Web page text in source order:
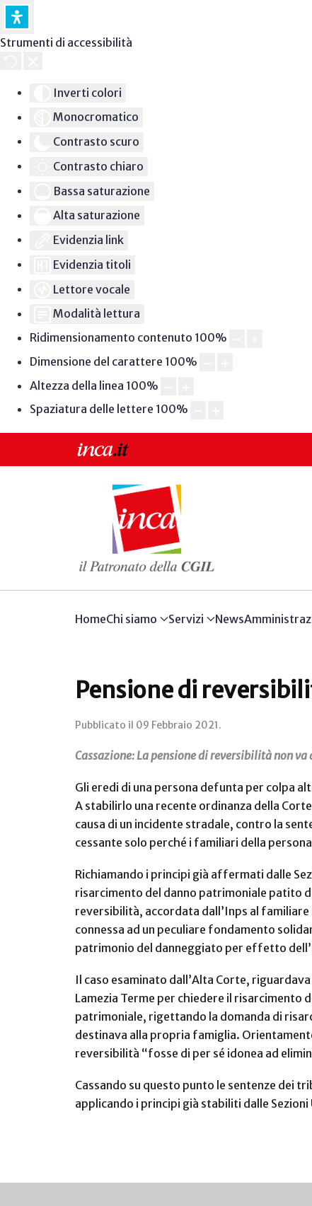
Strumenti di accessibilità
Inverti colori
Monocromatico
Contrasto scuro
Contrasto chiaro
Bassa saturazione
Alta saturazione
Evidenzia link
Evidenzia titoli
Lettore vocale
Modalità lettura
Ridimensionamento contenuto 100%
Dimensione del carattere 100%
Altezza della linea 100%
Spaziatura delle lettere 100%
HomeChi siamo Servizi News
Pensione di
Pubblicato il 09 Febbraio 2021.
Cassazione: La pensione di reversibilità non
Gli eredi di una persona defunta per colpa
A stabilirlo una recente ordinanza della
causa di un incidente stradale, contro la
cessante solo perché i familiari della
Richiamando i principi già affermati dalle
risarcimento del danno patrimoniale patito
reversibilità, accordata dall’Inps al
connessa ad un peculiare fondamento
patrimonio del danneggiato per effetto
Il caso esaminato dall’Alta Corte,
Lamezia Terme per chiedere il risarcimento
patrimoniale, rigettando la domanda di
destinava alla propria famiglia.
reversibilità “fosse di per sé idonea ad
Cassando su questo punto le sentenze dei
applicando i principi già stabiliti dalle Sezioni